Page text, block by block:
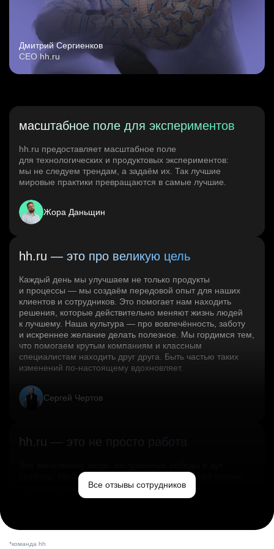
Дмитрий Сергиенков
CEO hh.ru
масштабное поле для экспериментов
hh.ru предоставляет масштабное поле
для технологических и продуктовых экспериментов:
мы не следуем трендам, а задаём их. Так лучшие
мировые практики превращаются в самые лучшие.
Жора Даньщин
hh.ru — это про великую цель
Каждый день мы улучшаем не только продукты
и процессы — мы создаём передовой опыт для наших
клиентов и сотрудников. Это помогает нам находить
решения, которые действительно меняют жизнь людей
к лучшему. Наша культура — про вовлечённость, заботу
и искреннее желание делать полезное. Мы гордимся тем,
что помогаем крутым компаниям и классным
специалистам находить друг друга. Быть частью таких
изменений по‑настоящему вдохновляет.
Сергей Чертов
hh.ru — это не просто работа
свободы. Мы помогаем миру и создаём лучший сервис
по поиску работы в стране.Все отзывы сотрудников
*команда hh